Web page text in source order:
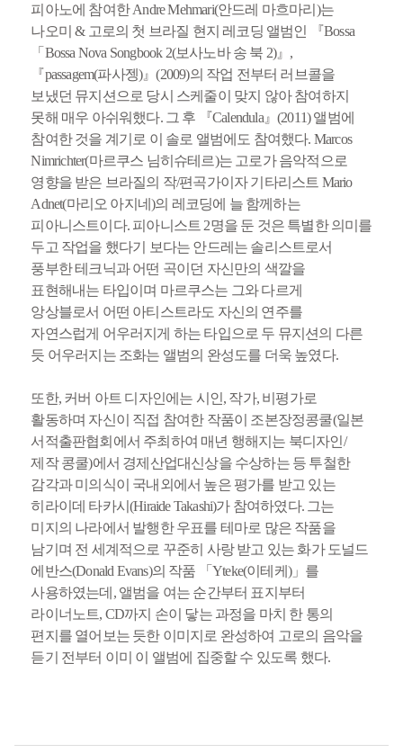
피아노에 참여한 Andre Mehmari(안드레 마흐마리)는
나오미 & 고로의 첫 브라질 현지 레코딩 앨범인 『Bossa
「Bossa Nova Songbook 2(보사노바 송 북 2)』,
『passagem(파사젱)』(2009)의 작업 전부터 러브콜을
보냈던 뮤지션으로 당시 스케줄이 맞지 않아 참여하지
못해 매우 아쉬워했다. 그 후 『Calendula』(2011) 앨범에
참여한 것을 계기로 이 솔로 앨범에도 참여했다. Marcos
Nimrichter(마르쿠스 님히슈테르)는 고로가 음악적으로
영향을 받은 브라질의 작/편곡가이자 기타리스트 Mario
Adnet(마리오 아지네)의 레코딩에 늘 함께하는
피아니스트이다. 피아니스트 2명을 둔 것은 특별한 의미를
두고 작업을 했다기 보다는 안드레는 솔리스트로서
풍부한 테크닉과 어떤 곡이던 자신만의 색깔을
표현해내는 타입이며 마르쿠스는 그와 다르게
앙상블로서 어떤 아티스트라도 자신의 연주를
자연스럽게 어우러지게 하는 타입으로 두 뮤지션의 다른
듯 어우러지는 조화는 앨범의 완성도를 더욱 높였다.
또한, 커버 아트 디자인에는 시인, 작가, 비평가로
활동하며 자신이 직접 참여한 작품이 조본장정콩쿨(일본
서적출판협회에서 주최하여 매년 행해지는 북디자인/
제작 콩쿨)에서 경제산업대신상을 수상하는 등 투철한
감각과 미의식이 국내외에서 높은 평가를 받고 있는
히라이데 타카시(Hiraide Takashi)가 참여하였다. 그는
미지의 나라에서 발행한 우표를 테마로 많은 작품을
남기며 전 세계적으로 꾸준히 사랑 받고 있는 화가 도널드
에반스(Donald Evans)의 작품 「Yteke(이테케)」를
사용하였는데, 앨범을 여는 순간부터 표지부터
라이너노트, CD까지 손이 닿는 과정을 마치 한 통의
편지를 열어보는 듯한 이미지로 완성하여 고로의 음악을
듣기 전부터 이미 이 앨범에 집중할 수 있도록 했다.